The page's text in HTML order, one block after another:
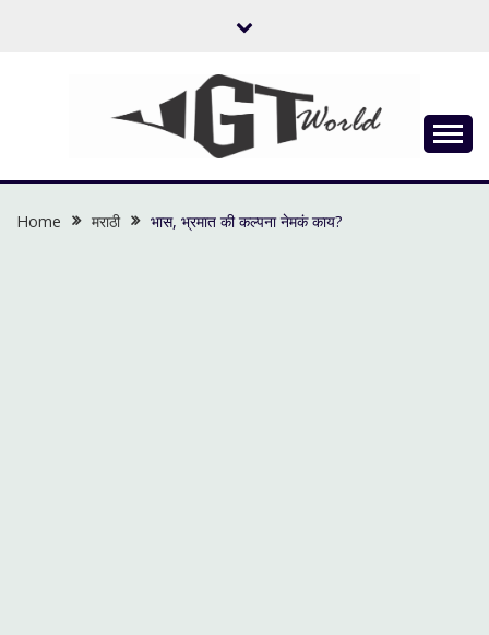
UGTWORLD
Home मराठी भास, भ्रमात की कल्पना नेमकं काय?